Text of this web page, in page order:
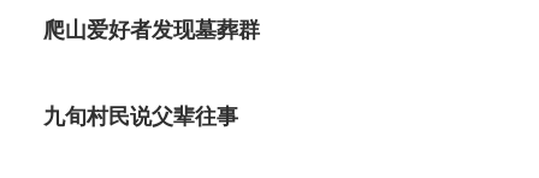
爬山爱好者发现墓葬群
九旬村民说父辈往事